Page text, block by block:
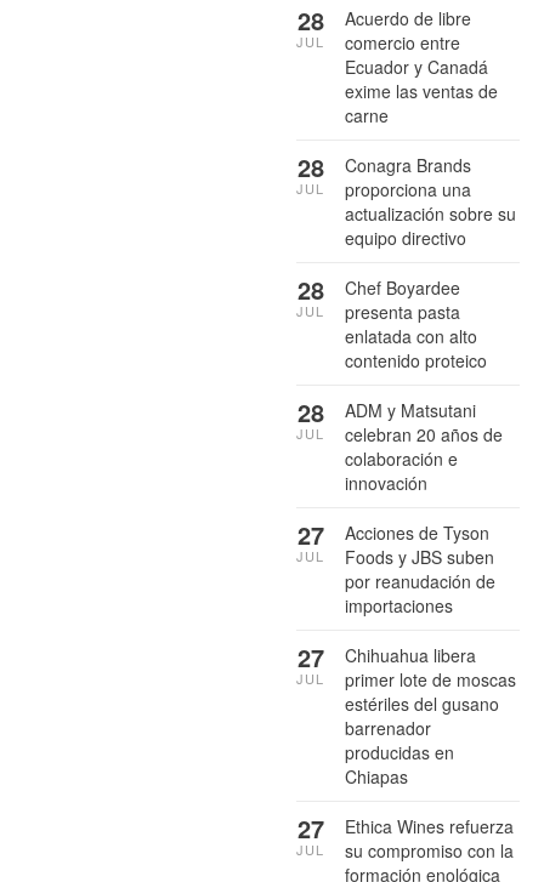
Acuerdo de libre
comercio entre
Ecuador y Canadá
exime las ventas de
carne
28
JUL
Conagra Brands
proporciona una
actualización sobre su
equipo directivo
28
JUL
Chef Boyardee
presenta pasta
enlatada con alto
contenido proteico
28
JUL
ADM y Matsutani
celebran 20 años de
colaboración e
innovación
28
JUL
Acciones de Tyson
Foods y JBS suben
por reanudación de
importaciones
27
JUL
Chihuahua libera
primer lote de moscas
estériles del gusano
barrenador
producidas en
Chiapas
27
JUL
Ethica Wines refuerza
su compromiso con la
formación enológica
27
JUL